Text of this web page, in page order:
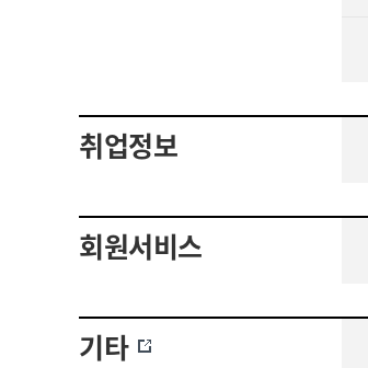
취업정보
회원서비스
기타